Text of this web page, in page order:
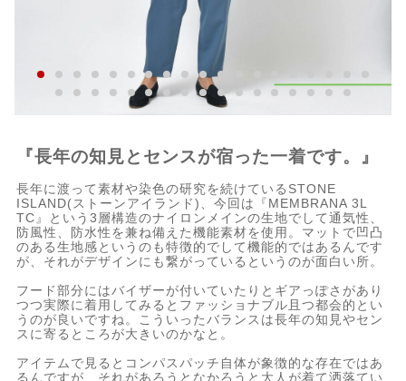
『長年の知見とセンスが宿った一着です。』
長年に渡って素材や染色の研究を続けているSTONE
ISLAND(ストーンアイランド)、今回は『MEMBRANA 3L
TC』という3層構造のナイロンメインの生地でして通気性、
防風性、防水性を兼ね備えた機能素材を使用。マットで凹凸
のある生地感というのも特徴的でして機能的ではあるんです
が、それがデザインにも繋がっているというのが面白い所。
フード部分にはバイザーが付いていたりとギアっぽさがあり
つつ実際に着用してみるとファッショナブル且つ都会的とい
うのが良いですね。こういったバランスは長年の知見やセン
スに寄るところが大きいのかなと。
アイテムで見るとコンパスパッチ自体が象徴的な存在ではあ
るんですが、それがあろうとなかろうと大人が着て洒落てい